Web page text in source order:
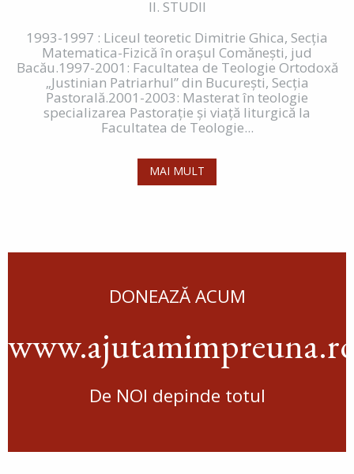
II. STUDII
1993-1997 : Liceul teoretic Dimitrie Ghica, Secţia
Matematica-Fizică în oraşul Comăneşti, jud
Bacău.1997-2001: Facultatea de Teologie Ortodoxă
„Justinian Patriarhul” din Bucureşti, Secţia
Pastorală.2001-2003: Masterat în teologie
specializarea Pastoraţie şi viaţă liturgică la
Facultatea de Teologie...
MAI MULT
DONEAZĂ ACUM
De NOI depinde totul